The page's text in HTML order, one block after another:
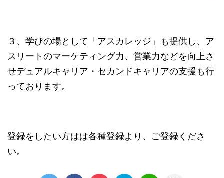
３、学びの場として「アスカレッジ」も提供し、ア
スリートのマーケティング力、営業力などを向上さ
せデュアルキャリア・セカンドキャリアの支援も行
っております。
登録をしたい方はは各種登録より、ご登録くださ
い。